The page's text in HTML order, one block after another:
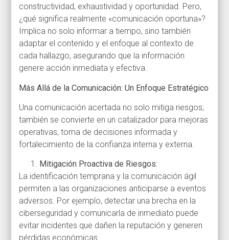
constructividad, exhaustividad y oportunidad. Pero,
¿qué significa realmente «comunicación oportuna»?
Implica no solo informar a tiempo, sino también
adaptar el contenido y el enfoque al contexto de
cada hallazgo, asegurando que la información
genere acción inmediata y efectiva.
Más Allá de la Comunicación: Un Enfoque Estratégico
Una comunicación acertada no solo mitiga riesgos;
también se convierte en un catalizador para mejoras
operativas, toma de decisiones informada y
fortalecimiento de la confianza interna y externa.
Mitigación Proactiva de Riesgos:
La identificación temprana y la comunicación ágil
permiten a las organizaciones anticiparse a eventos
adversos. Por ejemplo, detectar una brecha en la
ciberseguridad y comunicarla de inmediato puede
evitar incidentes que dañen la reputación y generen
pérdidas económicas.